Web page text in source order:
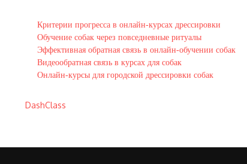
Критерии прогресса в онлайн‑курсах дрессировки
Обучение собак через повседневные ритуалы
Эффективная обратная связь в онлайн‑обучении собак
Видеообратная связь в курсах для собак
Онлайн‑курсы для городской дрессировки собак
DashClass